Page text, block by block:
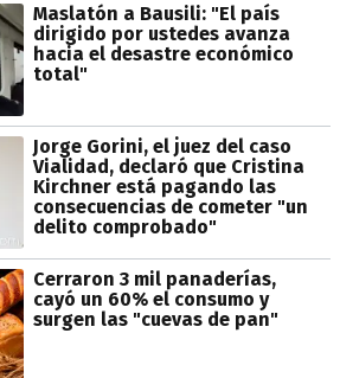
Maslatón a Bausili: "El país
dirigido por ustedes avanza
hacia el desastre económico
total"
Jorge Gorini, el juez del caso
Vialidad, declaró que Cristina
Kirchner está pagando las
consecuencias de cometer "un
delito comprobado"
Cerraron 3 mil panaderías,
cayó un 60% el consumo y
surgen las "cuevas de pan"